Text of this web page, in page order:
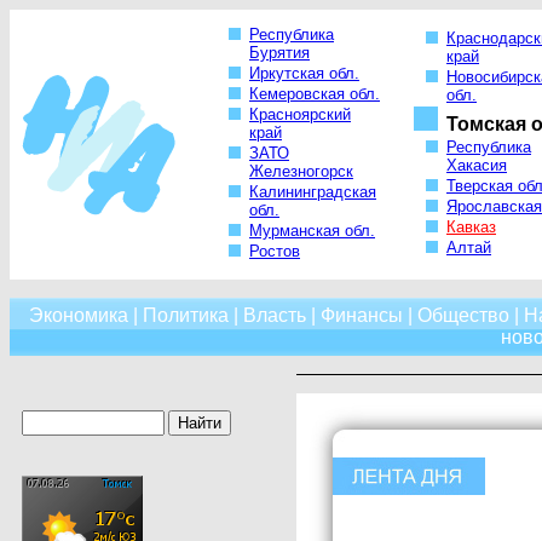
Республика
Бурятия
Иркутская обл.
Кемеровская обл.
Красноярский
край
ЗАТО
Железногорск
Калининградская
обл.
Мурманская обл.
Ростов
край
обл.
Томская
Республика
Хакасия
Тверская
Кавказ
Алтай
Экономика Политика Власть| Финансы Общество